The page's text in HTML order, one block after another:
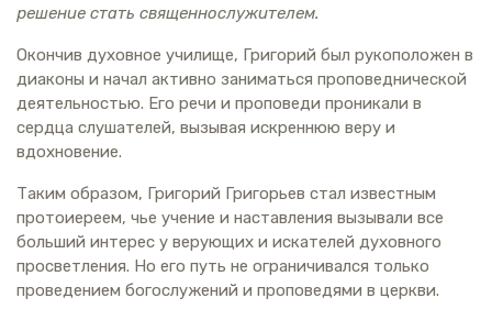
решение стать священнослужителем.
Окончив духовное училище, Григорий был рукоположен в
диаконы и начал активно заниматься проповеднической
деятельностью. Его речи и проповеди проникали в
сердца слушателей, вызывая искреннюю веру и
вдохновение.
Таким образом, Григорий Григорьев стал известным
протоиереем, чье учение и наставления вызывали все
больший интерес у верующих и искателей духовного
просветления. Но его путь не ограничивался только
проведением богослужений и проповедями в церкви.